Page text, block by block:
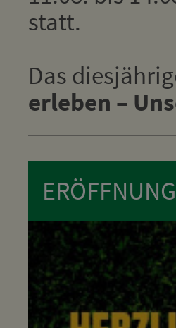
statt.
Das
erleben –